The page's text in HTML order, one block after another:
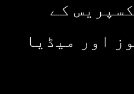
کے
اور میڈیا